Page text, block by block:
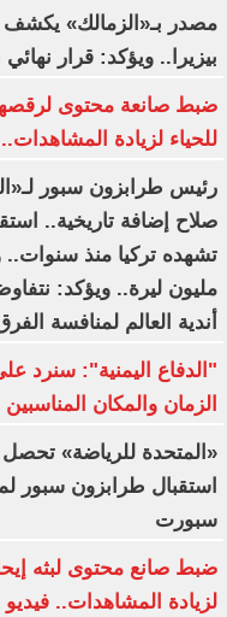
مصدر بـ«الزمالك»
بيزيرا.. ويؤكد: قرار
ضبط صانعة محتوى
للحياء لزيادة
رئيس طرابزون سبور
صلاح إضافة تاريخية..
مليون ليرة.. ويؤكد:
أندية العالم لمنافسة
"الدفاع اليمنية": سنرد
الزمان والمكان المناسبين
«المتحدة للرياضة»
استقبال طرابزون سبور
سبورت
ضبط صانع محتوى لبثه
لزيادة المشاهدات.. فيديو